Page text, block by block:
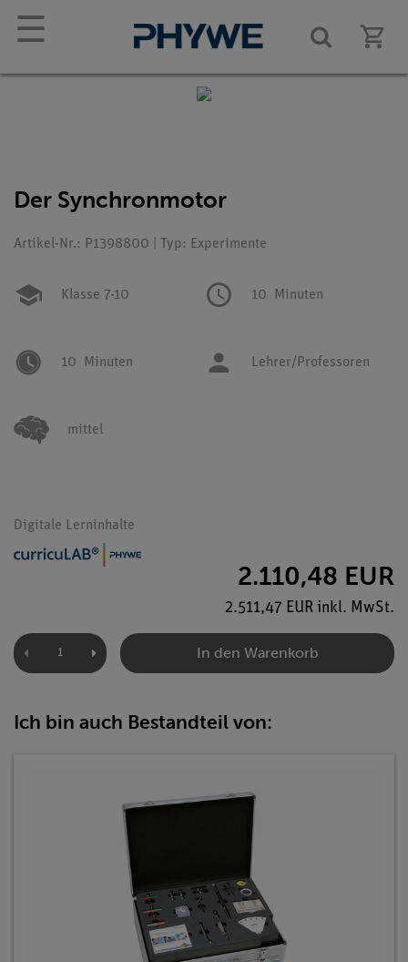
☰
Der Synchronmotor
Artikel-Nr.: P1398800 | Typ: Experimente
Klasse 7-10 10 Minuten
10 Minuten Lehrer/Professoren
mittel
Digitale Lerninhalte
2.110,48 EUR
2.511,47 EUR inkl. MwSt.
In den Warenkorb
Ich bin auch Bestandteil von: